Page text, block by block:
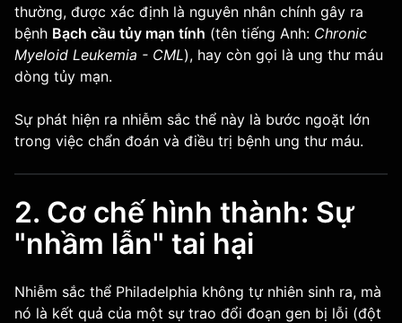
thường, được xác định là nguyên nhân chính gây ra
bệnh Bạch cầu tủy mạn tính (tên tiếng Anh: Chronic
Myeloid Leukemia - CML), hay còn gọi là ung thư máu
dòng tủy mạn.
Sự phát hiện ra nhiễm sắc thể này là bước ngoặt lớn
trong việc chẩn đoán và điều trị bệnh ung thư máu.
2. Cơ chế hình thành: Sự
"nhầm lẫn" tai hại
Nhiễm sắc thể Philadelphia không tự nhiên sinh ra, mà
nó là kết quả của một sự trao đổi đoạn gen bị lỗi (đột